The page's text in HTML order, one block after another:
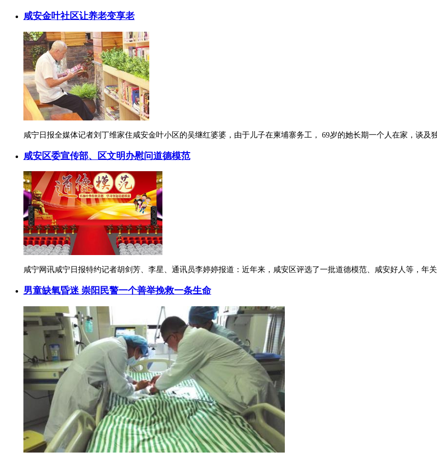
咸安金叶社区让养老变享老
咸宁日报全媒体记者刘丁维家住咸安金叶小区的吴继红婆婆，由于儿子在柬埔寨务工， 69岁的她长期一个人在家，谈及
咸安区委宣传部、区文明办慰问道德模范
咸宁网讯咸宁日报特约记者胡剑芳、李星、通讯员李婷婷报道：近年来，咸安区评选了一批道德模范、咸安好人等，年
男童缺氧昏迷 崇阳民警一个善举挽救一条生命